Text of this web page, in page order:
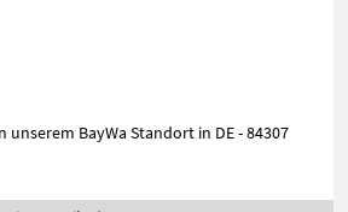
unserem BayWa Standort in DE - 84307